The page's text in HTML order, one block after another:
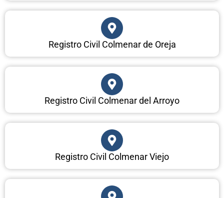
Registro Civil Colmenar de Oreja
Registro Civil Colmenar del Arroyo
Registro Civil Colmenar Viejo